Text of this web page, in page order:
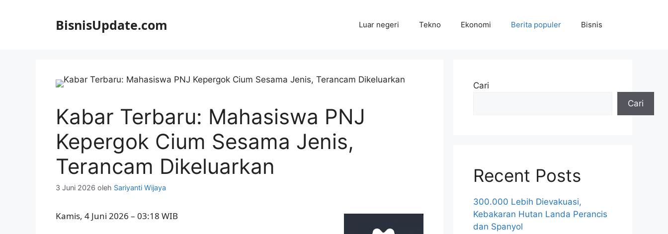
BisnisUpdate.com Luar negeri Tekno Ekonomi Berita populer Bisnis
Kabar Terbaru: Mahasiswa PNJ
Kepergok Cium Sesama Jenis,
Terancam Dikeluarkan
3 Juni 2026 oleh Sariyanti Wijaya
Kamis, 4 Juni 2026 – 03:18 WIB
Cari
Cari
Recent Posts
300.000 Lebih Dievakuasi,
Kebakaran Hutan Landa Perancis
dan Spanyol